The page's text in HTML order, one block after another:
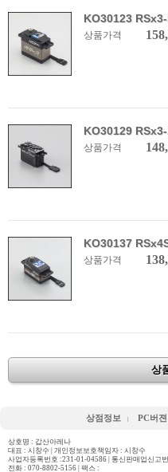
KO30123
상품가격
KO30129
상품가격
KO30137
상품가격
상
상점정보 PC버젼
상호명 : 갑산아레나
대표 : 시창수 | 개인정보보호책임자 : 시창수
사업자등록번호 :231-01-04586 | 통신판매업신고
전화 : 070-8802-5156 | 팩스 :